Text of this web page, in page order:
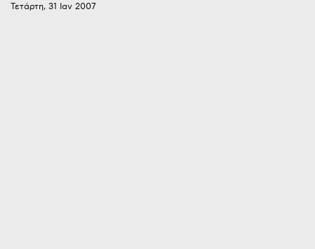
Τετάρτη, 31 Ιαν 2007